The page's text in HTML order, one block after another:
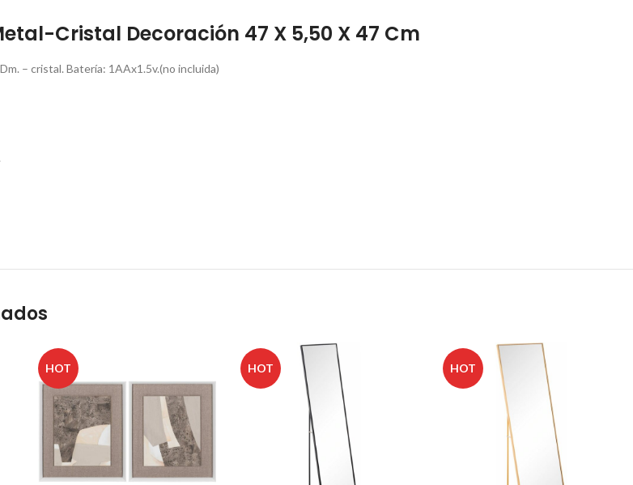
Cristal Decoración 47 X 5,50 X 47 Cm
– cristal. Batería: 1AAx1.5v.(no incluida)
HOT HOT HOT